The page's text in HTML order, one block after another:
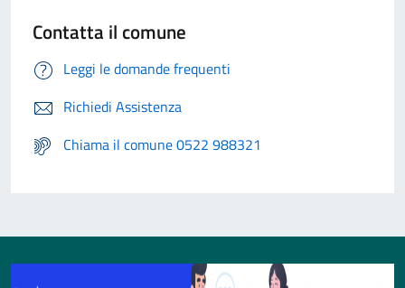
Contatta il comune
Leggi le domande frequenti
Richiedi Assistenza
Chiama il comune 0522 988321